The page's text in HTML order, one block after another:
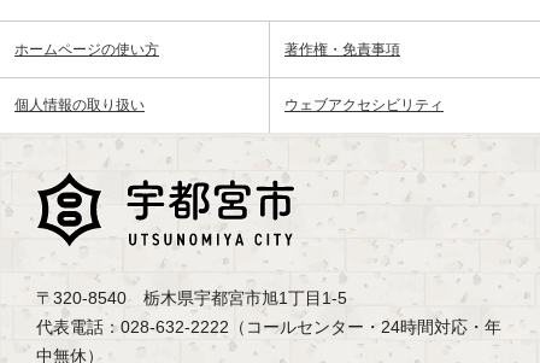
ホームページの使い方 著作権・免責事項
個人情報の取り扱い ウェブアクセシビリティ
〒320-8540 栃木県宇都宮市旭1丁目1-5
代表電話：028-632-2222（コールセンター・24時間対応・年
中無休）